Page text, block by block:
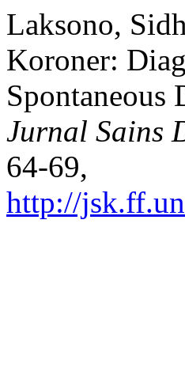
Laksono,
Koroner:
Spontaneous
Jurnal Sains
64-69,
http://